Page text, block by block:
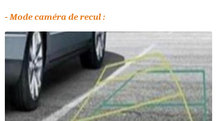
- Mode caméra de recul :